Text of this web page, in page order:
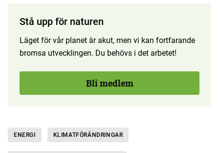
Stå upp för naturen
Läget för vår planet är akut, men vi kan fortfarande
bromsa utvecklingen. Du behövs i det arbetet!
Bli medlem
ENERGI KLIMAT­FÖRÄNDRINGAR